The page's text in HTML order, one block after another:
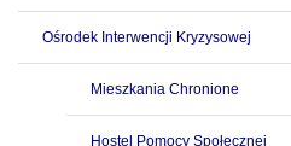
Ośrodek Interwencji Kryzysowej
Mieszkania Chronione
Hostel Pomocy Społecznej